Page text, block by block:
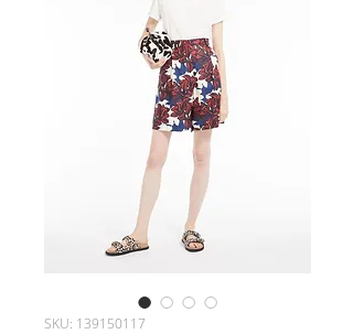
SKU: 139150117